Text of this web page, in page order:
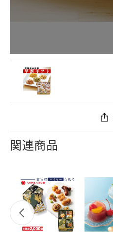
関連商品